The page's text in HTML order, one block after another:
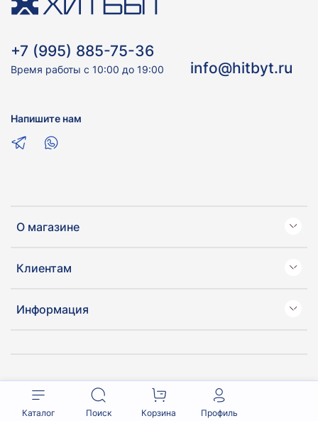
О магазине
Клиентам
Информация
+7 (995) 885-75-36
Время работы с 10:00 до 19:00 info@hitbyt.ru
Напишите нам
Каталог Поиск Корзина Профиль